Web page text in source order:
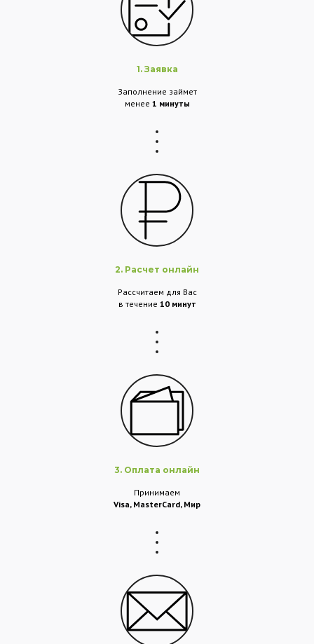
1. Заявка
Заполнение займет
менее 1 минуты
2. Расчет онлайн
Рассчитаем для Вас
в течение 10 минут
3. Оплата онлайн
Принимаем
Visa, MasterCard, Мир